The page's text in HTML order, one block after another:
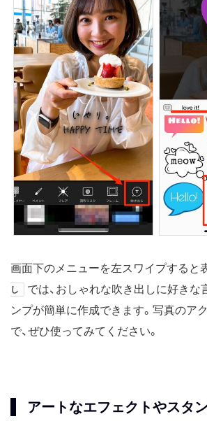
画面下のメニューを左スワイプすると
し
では、おしゃれな吹き出しに好きな
ンプが簡単に作成できます。写真のア
で、ぜひ使ってみてください。
アートなエフェクトやスタ